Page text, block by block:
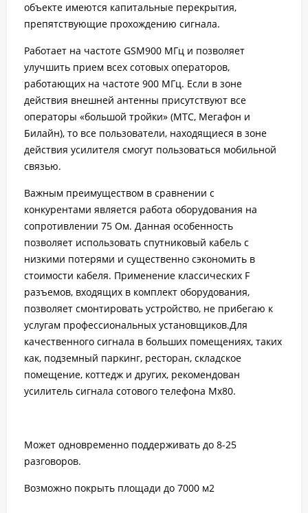
объекте имеются капитальные перекрытия,
препятствующие прохождению сигнала.
Работает на частоте GSM900 МГц и позволяет
улучшить прием всех сотовых операторов,
работающих на частоте 900 МГц. Если в зоне
действия внешней антенны присутствуют все
операторы «большой тройки» (МТС, Мегафон и
Билайн), то все пользователи, находящиеся в зоне
действия усилителя смогут пользоваться мобильной
связью.
Важным преимуществом в сравнении с
конкурентами является работа оборудования на
сопротивлении 75 Ом. Данная особенность
позволяет использовать спутниковый кабель с
низкими потерями и существенно сэкономить в
стоимости кабеля. Применение классических F
разъемов, входящих в комплект оборудования,
позволяет смонтировать устройство, не прибегаю к
услугам профессиональных установщиков.Для
качественного сигнала в больших помещениях, таких
как, подземный паркинг, ресторан, складское
помещение, коттедж и других, рекомендован
усилитель сигнала сотового телефона Mx80.
Может одновременно поддерживать до 8-25
разговоров.
Возможно покрыть площади до 7000 м2